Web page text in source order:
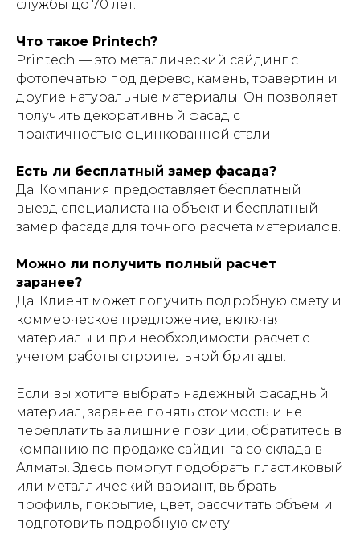
службы до 70 лет.
Что такое Printech?
Printech — это металлический сайдинг с
фотопечатью под дерево, камень, травертин и
другие натуральные материалы. Он позволяет
получить декоративный фасад с
практичностью оцинкованной стали.
Есть ли бесплатный замер фасада?
Да. Компания предоставляет бесплатный
выезд специалиста на объект и бесплатный
замер фасада для точного расчета материалов.
Можно ли получить полный расчет
заранее?
Да. Клиент может получить подробную смету и
коммерческое предложение, включая
материалы и при необходимости расчет с
учетом работы строительной бригады.
Если вы хотите выбрать надежный фасадный
материал, заранее понять стоимость и не
переплатить за лишние позиции, обратитесь в
компанию по продаже сайдинга со склада в
Алматы. Здесь помогут подобрать пластиковый
или металлический вариант, выбрать
профиль, покрытие, цвет, рассчитать объем и
подготовить подробную смету.